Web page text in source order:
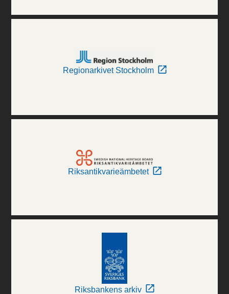
Regionarkivet Stockholm
Riksantikvarieämbetet
Riksbankens arkiv